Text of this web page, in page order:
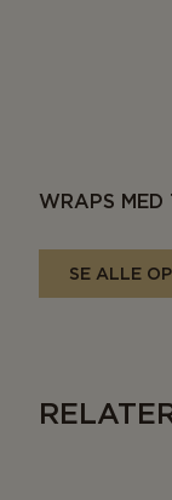
WRAPS MED
SE ALLE